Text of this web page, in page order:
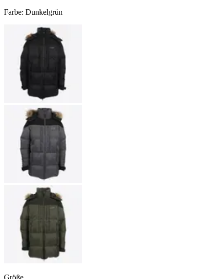
Farbe: Dunkelgrün
Größe